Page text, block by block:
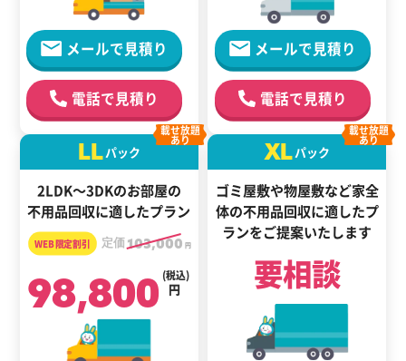
メールで見積り
電話で見積り
メールで見積り
電話で見積り
LLパック
2LDK～3DKのお部屋の
不用品回収に適したプラン
載せ放題
あり
定価103,000 円
98,800 円
(税込)
XLパック
ゴミ屋敷や物屋敷など家全
体の不用品回収に適したプ
ランをご提案いたします
載せ放題
あり
要相談